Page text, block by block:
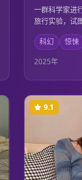
应与道德思
一群科学家进
旅行实验，试
重要事件。然
了意想不到的
的历史轨迹都
样的后果，他
的边界和道德
科幻 惊悚
2025年
9.1